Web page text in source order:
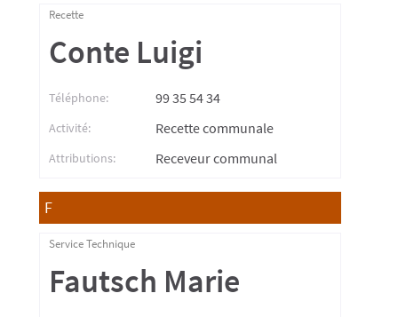
Recette
Conte Luigi
Téléphone: 99 35 54 34
Activité: Recette communale
Attributions: Receveur communal
F
Service Technique
Fautsch Marie